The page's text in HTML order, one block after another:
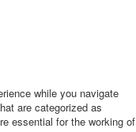
while you navigate
are categorized as
essential for the working of